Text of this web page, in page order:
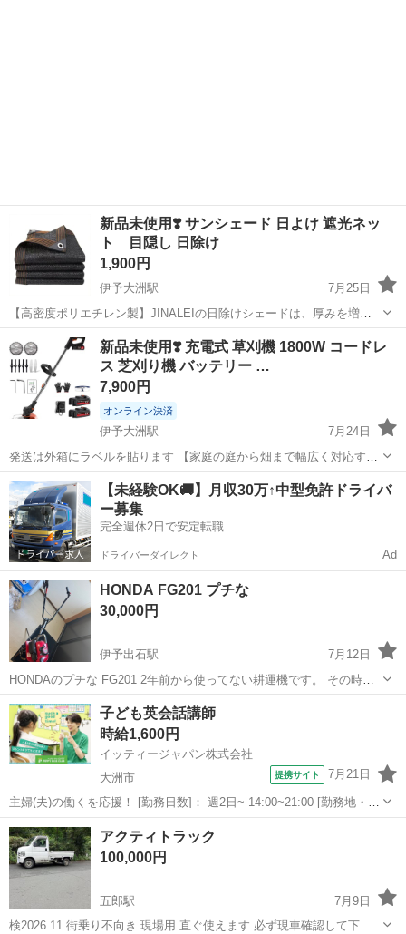
新品未使用❣️ サンシェード 日よけ 遮光ネッ
ト 目隠し 日除け
1,900円
伊予大洲駅
7月25日
【高密度ポリエチレン製】JINALEIの日除けシェードは、厚みを増し
た高密度ポリエチレンを使用しています。耐久性が高く、破れにくい
です。専用の広いエッジと6本の線の端を強化した設計で、風による引
き裂きを防ぎます。サンシェード...
大洲市 伊予大洲駅 その他
新品未使用❣️ 充電式 草刈機 1800W コードレ
ス 芝刈り機 バッテリー …
7,900円
オンライン決済
伊予大洲駅
7月24日
発送は外箱にラベルを貼ります 【家庭の庭から畑まで幅広く対応する
コードレス草刈り機】さまざまな場所の草刈りに対応します。 コード
レス設計なので電源コードを気にする必要がなく、家の周囲だけでな
く空き地や墓地など電源のない場所...
愛媛 大洲市 伊予大洲駅 その他 バッテリー
【未経験OK🚚】月収30万↑中型免許ドライバ
ー募集
完全週休2日で安定転職
ドライバーダイレクト Ad
HONDA FG201 プチな
30,000円
伊予出石駅
7月12日
HONDAのプチな FG201 2年前から使ってない耕運機です。 その時燃
料抜いて保管してました。 先週出品にあたり、オイル抜きました。 動
作確認は、プラグ火花飛ぶ所までチェックしました。 エアクリ、キャ
ブレター清掃済み...
愛媛 大洲市 伊予出石駅 その他
子ども英会話講師
時給1,600円
イッティージャパン株式会社
大洲市
提携サイト 7月21日
主婦(夫)の働くを応援！ [勤務日数]： 週2日~ 14:00~21:00 [勤務地・最
寄駅]： 愛媛県大洲市若宮483 コスモポリタン中野2Ｆ北側店舗 ペッピ
愛媛 大洲市 その他
アクティトラック
100,000円
五郎駅
7月9日
検2026.11 街乗り不向き 現場用 直ぐ使えます 必ず現車確認して下さ